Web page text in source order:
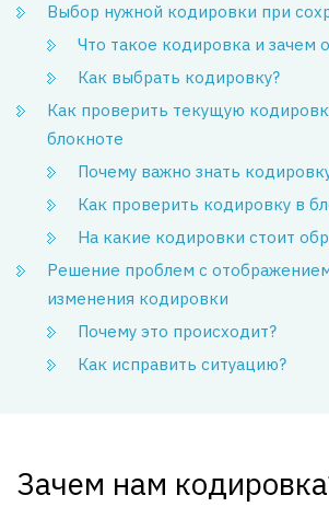
Выбор нужной кодировки при
Что такое кодировка и зачем
Как выбрать кодировку?
Как проверить текущую
блокноте
Почему важно знать
Как проверить кодировку в
На какие кодировки стоит
Решение проблем с
изменения кодировки
Почему это происходит?
Как исправить ситуацию?
Зачем нам